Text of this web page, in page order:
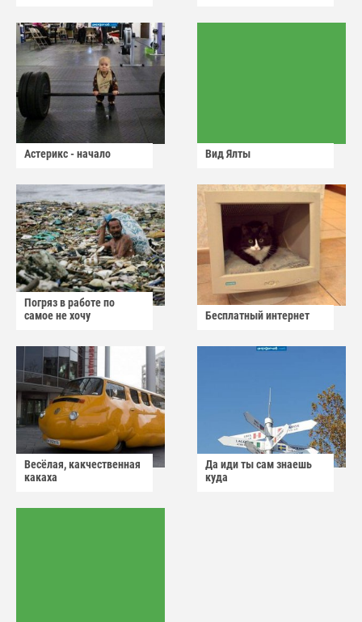
Астерикс - начало Вид Ялты
Погряз в работе по
самое не хочу
Бесплатный интернет
Весёлая, какчественная
какаха
Да иди ты сам знаешь
куда